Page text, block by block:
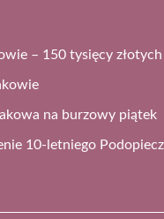
– 150 tysięcy
na burzowy piątek
10-letniego